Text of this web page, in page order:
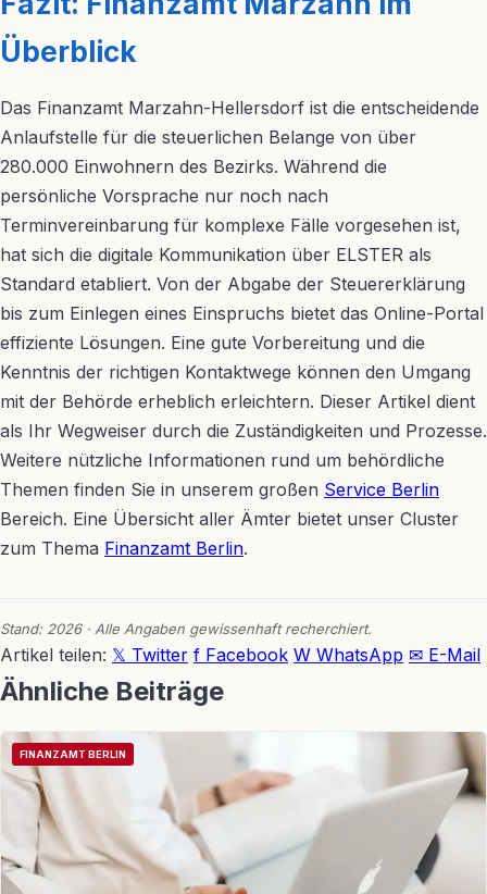
Überblick
Das Finanzamt Marzahn-Hellersdorf ist die entscheidende
Anlaufstelle für die steuerlichen Belange von über
280.000 Einwohnern des Bezirks. Während die
persönliche Vorsprache nur noch nach
Terminvereinbarung für komplexe Fälle vorgesehen ist,
hat sich die digitale Kommunikation über ELSTER als
Standard etabliert. Von der Abgabe der Steuererklärung
bis zum Einlegen eines Einspruchs bietet das Online-Portal
effiziente Lösungen. Eine gute Vorbereitung und die
Kenntnis der richtigen Kontaktwege können den Umgang
mit der Behörde erheblich erleichtern. Dieser Artikel dient
als Ihr Wegweiser durch die Zuständigkeiten und Prozesse.
Weitere nützliche Informationen rund um behördliche
Themen finden Sie in unserem großen Service Berlin
Bereich. Eine Übersicht aller Ämter bietet unser Cluster
zum Thema Finanzamt Berlin.
Stand: 2026 · Alle Angaben gewissenhaft recherchiert.
Artikel teilen: 𝕏 Twitter f Facebook W WhatsApp ✉ E-Mail
Ähnliche Beiträge
FINANZAMT BERLIN